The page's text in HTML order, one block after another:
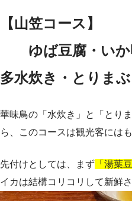
【山笠コース】
ゆば豆腐・いか
多水炊き・とりま
華味鳥の「水炊き」と「とり
ら、このコースは観光客には
先付けとしては、まず 「湯葉
イカは結構コリコリして新鮮